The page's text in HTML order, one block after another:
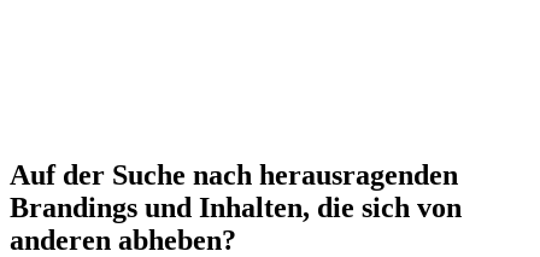
Auf der Suche nach herausragenden
Brandings und Inhalten, die sich von
anderen abheben?